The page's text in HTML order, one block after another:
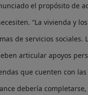
el propósito de
“La vivienda y
de servicios sociales.
articular apoyos
que cuenten con
debería